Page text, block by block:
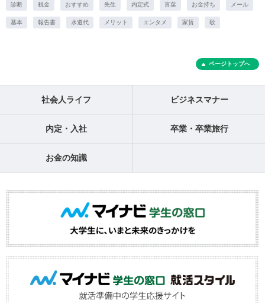
診断 税金 おすすめ 先生 内定式 言葉 お金持ち メール
基本 報告書 水道代 メリット エンタメ 家賃 歌
ページトップへ
社会人ライフ ビジネスマナー
内定・入社 卒業・卒業旅行
お金の知識